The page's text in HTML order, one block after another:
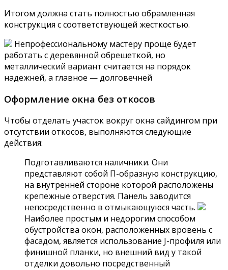
Итогом должна стать полностью обрамленная
конструкция с соответствующей жесткостью.
Непрофессиональному мастеру проще будет
работать с деревянной обрешеткой, но
металлический вариант считается на порядок
надежней, а главное — долговечней
Оформление окна без откосов
Чтобы отделать участок вокруг окна сайдингом при
отсутствии откосов, выполняются следующие
действия:
Подготавливаются наличники. Они
представляют собой П-образную конструкцию,
на внутренней стороне которой расположены
крепежные отверстия. Панель заводится
непосредственно в отмыкающуюся часть.
Наиболее простым и недорогим способом
обустройства окон, расположенных вровень с
фасадом, является использование J-профиля или
финишной планки, но внешний вид у такой
отделки довольно посредственный